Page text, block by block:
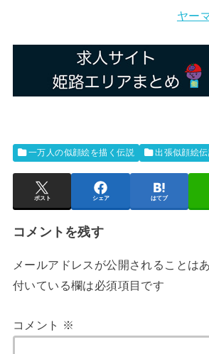
ヤー
一万人の似顔絵を描く伝説 出張似顔絵
ポスト シェア はてブ
コメントを残す
メールアドレスが公開されることは
付いている欄は必須項目です
コメント ※